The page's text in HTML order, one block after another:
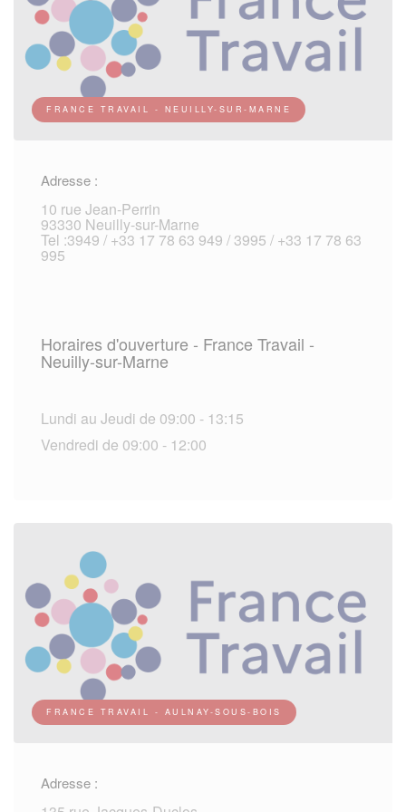
FRANCE TRAVAIL - NEUILLY-SUR-MARNE
Adresse :
10 rue Jean-Perrin
93330 Neuilly-sur-Marne
Tel :3949 / +33 17 78 63 949 / 3995 / +33 17 78 63
995
Horaires d'ouverture - France Travail -
Neuilly-sur-Marne
Lundi au Jeudi de 09:00 - 13:15
Vendredi de 09:00 - 12:00
FRANCE TRAVAIL - AULNAY-SOUS-BOIS
Adresse :